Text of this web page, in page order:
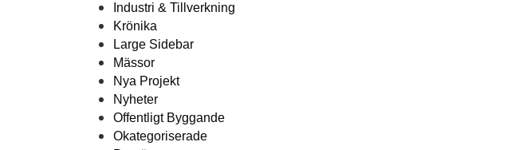
Industri & Tillverkning
Krönika
Large Sidebar
Mässor
Nya Projekt
Nyheter
Offentligt Byggande
Okategoriserade